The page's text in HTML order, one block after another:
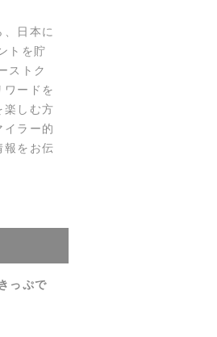
日本に
トを貯
ストク
ードを
楽しむ方
ラー的
報をお伝
っぷで